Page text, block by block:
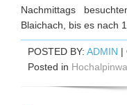
Nachmittags
Blaichach, bis es nach
POSTED BY: ADMIN |
Posted in